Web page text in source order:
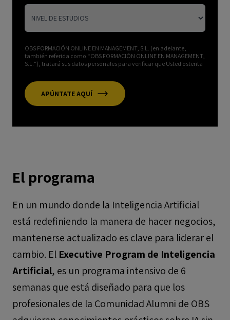
El programa
En un mundo donde la Inteligencia Artificial
está redefiniendo la manera de hacer negocios,
mantenerse actualizado es clave para liderar el
cambio. El Executive Program de Inteligencia
Artificial, es un programa intensivo de 6
semanas que está diseñado para que los
profesionales de la Comunidad Alumni de OBS
OBS FORMACIÓN ONLINE EN MANAGEMENT, S.L. (en adelante,
también referida como “OBS FORMACIÓN ONLINE EN MANAGEMENT,
S.L.”), tratará sus datos personales para verificar que Usted ostenta
Alumni de la escuela; remitirle información sobre los eventos,
servicios, actividades, becas y ventajas de las que Usted puede
beneficiarse por ser miembro del citado Directorio & Club y
facilitar la interacción entre los usuarios del Directorio & Club. Usted
APÚNTATE AQUÍ